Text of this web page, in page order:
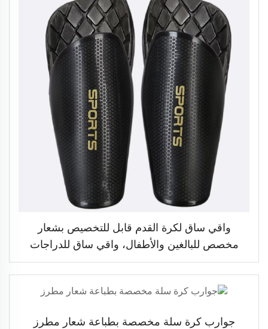
واقي ساق لكرة القدم قابل للتخصيص بشعار
مخصص للبالغين والأطفال، واقي ساق للدراجات
والرياضة في الهواء الطلق
جوارب كرة سلة مخصصة بطباعة شعار مطرز